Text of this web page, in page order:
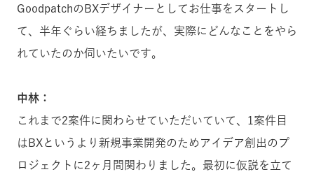
GoodpatchのBXデザイナーとしてお仕事をスタートし
て、半年ぐらい経ちましたが、実際にどんなことをやら
れていたのか伺いたいです。
中林：
これまで2案件に関わらせていただいていて、1案件目
はBXというより新規事業開発のためアイデア創出のプ
ロジェクトに2ヶ月間関わりました。最初に仮説を立て